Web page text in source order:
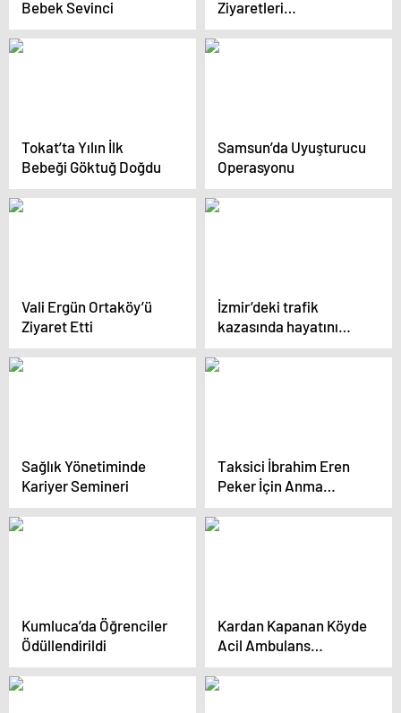
Bebek Sevinci
Ziyaretleri
Gerçekleştirdi
Tokat’ta Yılın İlk
Bebeği Göktuğ Doğdu
Samsun’da Uyuşturucu
Operasyonu
Vali Ergün Ortaköy’ü
Ziyaret Etti
İzmir’deki trafik
kazasında hayatını
kaybeden öğrencinin
okul müdürü başka bir
Sağlık Yönetiminde
Kariyer Semineri
Taksici İbrahim Eren
Peker İçin Anma
Etkinliği
Kumluca’da Öğrenciler
Ödüllendirildi
Kardan Kapanan Köyde
Acil Ambulans
Müdahalesi